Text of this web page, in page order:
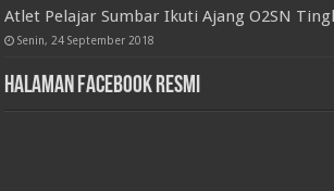
Atlet Pelajar Sumbar Ikuti Ajang O2SN
Senin, 24 September 2018
Halaman Facebook Resmi